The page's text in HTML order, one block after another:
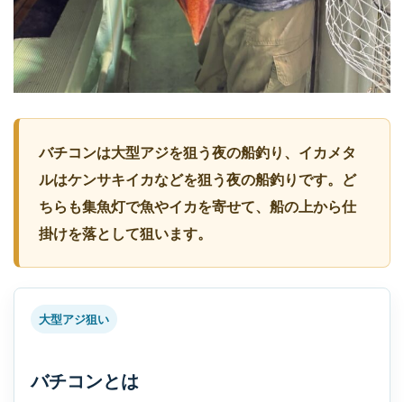
バチコンは大型アジを狙う夜の船釣り、イカメタ
ルはケンサキイカなどを狙う夜の船釣りです。ど
ちらも集魚灯で魚やイカを寄せて、船の上から仕
掛けを落として狙います。
大型アジ狙い
バチコンとは